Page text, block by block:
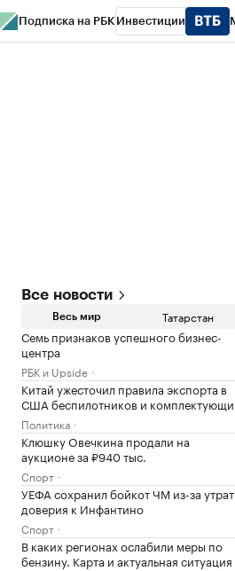
Подписка на РБК Инвестиции
Все новости
Весь мир Татарстан
Семь признаков успешного бизнес-
центра
РБК и Upside
Китай ужесточил правила экспорта в
США беспилотников и
Политика
Клюшку Овечкина продали на
аукционе за ₽940 тыс.
Спорт
УЕФА сохранил бойкот ЧМ из-за
доверия к Инфантино
Спорт
В каких регионах ослабили меры по
бензину. Карта и актуальная ситуация